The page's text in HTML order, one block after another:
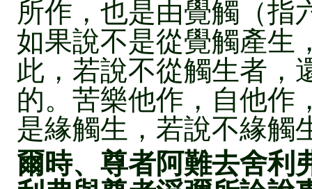
所作，也是由覺觸（指
如果說不是從覺觸產生
此，若說不從觸生者，
的。苦樂他作，自他作
是緣觸生，若說不緣觸
爾時、尊者阿難去舍利